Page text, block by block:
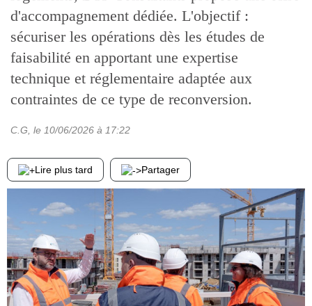
d'accompagnement dédiée. L'objectif :
sécuriser les opérations dès les études de
faisabilité en apportant une expertise
technique et réglementaire adaptée aux
contraintes de ce type de reconversion.
C.G , le 10/06/2026 à 17:22
Lire plus tard Partager